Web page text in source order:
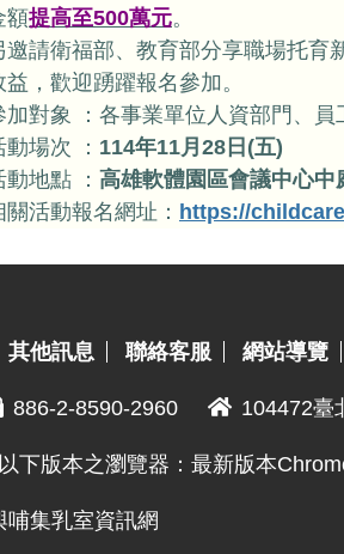
額提高至500萬元。
邀請衛福部、教育部分享職場托育
益，歡迎踴躍報名參加。
加對象 ：各事業單位人資部門、
動場次 ： 114年11月28 日 (五)
動地點 ： 高雄軟體園區會議中心
關活動報名網址： https://
其他訊息 聯絡客服 網站導覽
886-2-8590-2960 104472臺
下版本之瀏覽器：最新版本
集乳室資訊網